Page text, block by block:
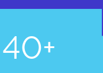
40+